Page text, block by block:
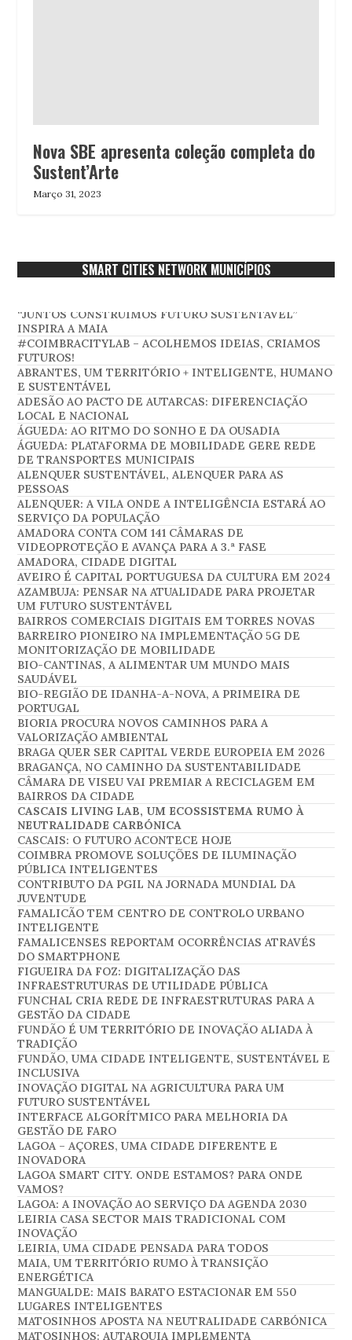
Nova SBE apresenta coleção completa do
Sustent’Arte
Março 31, 2023
SMART CITIES NETWORK MUNICÍPIOS
“JUNTOS CONSTRUÍMOS FUTURO SUSTENTÁVEL”
INSPIRA A MAIA
#COIMBRACITYLAB – ACOLHEMOS IDEIAS, CRIAMOS
FUTUROS!
ABRANTES, UM TERRITÓRIO + INTELIGENTE, HUMANO
E SUSTENTÁVEL
ADESÃO AO PACTO DE AUTARCAS: DIFERENCIAÇÃO
LOCAL E NACIONAL
ÁGUEDA: AO RITMO DO SONHO E DA OUSADIA
ÁGUEDA: PLATAFORMA DE MOBILIDADE GERE REDE
DE TRANSPORTES MUNICIPAIS
ALENQUER SUSTENTÁVEL, ALENQUER PARA AS
PESSOAS
ALENQUER: A VILA ONDE A INTELIGÊNCIA ESTARÁ AO
SERVIÇO DA POPULAÇÃO
AMADORA CONTA COM 141 CÂMARAS DE
VIDEOPROTEÇÃO E AVANÇA PARA A 3.ª FASE
AMADORA, CIDADE DIGITAL
AVEIRO É CAPITAL PORTUGUESA DA CULTURA EM 2024
AZAMBUJA: PENSAR NA ATUALIDADE PARA PROJETAR
UM FUTURO SUSTENTÁVEL
BAIRROS COMERCIAIS DIGITAIS EM TORRES NOVAS
BARREIRO PIONEIRO NA IMPLEMENTAÇÃO 5G DE
MONITORIZAÇÃO DE MOBILIDADE
BIO-CANTINAS, A ALIMENTAR UM MUNDO MAIS
SAUDÁVEL
BIO-REGIÃO DE IDANHA-A-NOVA, A PRIMEIRA DE
PORTUGAL
BIORIA PROCURA NOVOS CAMINHOS PARA A
VALORIZAÇÃO AMBIENTAL
BRAGA QUER SER CAPITAL VERDE EUROPEIA EM 2026
BRAGANÇA, NO CAMINHO DA SUSTENTABILIDADE
CÂMARA DE VISEU VAI PREMIAR A RECICLAGEM EM
BAIRROS DA CIDADE
CASCAIS LIVING LAB, UM ECOSSISTEMA RUMO À
NEUTRALIDADE CARBÓNICA
CASCAIS: O FUTURO ACONTECE HOJE
COIMBRA PROMOVE SOLUÇÕES DE ILUMINAÇÃO
PÚBLICA INTELIGENTES
CONTRIBUTO DA PGIL NA JORNADA MUNDIAL DA
JUVENTUDE
FAMALICÃO TEM CENTRO DE CONTROLO URBANO
INTELIGENTE
FAMALICENSES REPORTAM OCORRÊNCIAS ATRAVÉS
DO SMARTPHONE
FIGUEIRA DA FOZ: DIGITALIZAÇÃO DAS
INFRAESTRUTURAS DE UTILIDADE PÚBLICA
FUNCHAL CRIA REDE DE INFRAESTRUTURAS PARA A
GESTÃO DA CIDADE
FUNDÃO É UM TERRITÓRIO DE INOVAÇÃO ALIADA À
TRADIÇÃO
FUNDÃO, UMA CIDADE INTELIGENTE, SUSTENTÁVEL E
INCLUSIVA
INOVAÇÃO DIGITAL NA AGRICULTURA PARA UM
FUTURO SUSTENTÁVEL
INTERFACE ALGORÍTMICO PARA MELHORIA DA
GESTÃO DE FARO
LAGOA – AÇORES, UMA CIDADE DIFERENTE E
INOVADORA
LAGOA SMART CITY. ONDE ESTAMOS? PARA ONDE
VAMOS?
LAGOA: A INOVAÇÃO AO SERVIÇO DA AGENDA 2030
LEIRIA CASA SECTOR MAIS TRADICIONAL COM
INOVAÇÃO
LEIRIA, UMA CIDADE PENSADA PARA TODOS
MAIA, UM TERRITÓRIO RUMO À TRANSIÇÃO
ENERGÉTICA
MANGUALDE: MAIS BARATO ESTACIONAR EM 550
LUGARES INTELIGENTES
MATOSINHOS APOSTA NA NEUTRALIDADE CARBÓNICA
MATOSINHOS: AUTARQUIA IMPLEMENTA